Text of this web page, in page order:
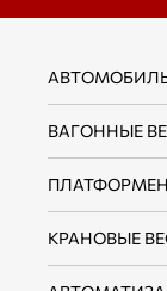
ВАГОННЫЕ
КРАНОВЫЕ